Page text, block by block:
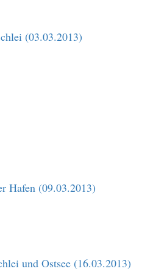
(03.03.2013)
Hafen (09.03.2013)
und Ostsee (16.03.2013)